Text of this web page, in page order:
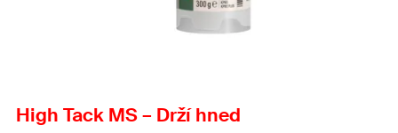
High Tack MS – Drží hned